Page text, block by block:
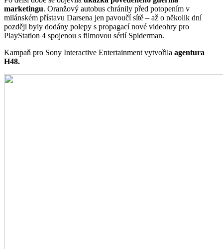
marketingu. Oranžový autobus chránily před potopením v
milánském přístavu Darsena jen pavoučí sítě – až o několik dní
později byly dodány polepy s propagací nové videohry pro
PlayStation 4 spojenou s filmovou sérií Spiderman.
Kampaň pro Sony Interactive Entertainment vytvořila agentura
H48.